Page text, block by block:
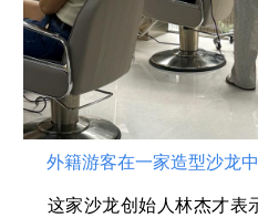
外籍游客在一家造型沙龙中
这家沙龙创始人林杰才表